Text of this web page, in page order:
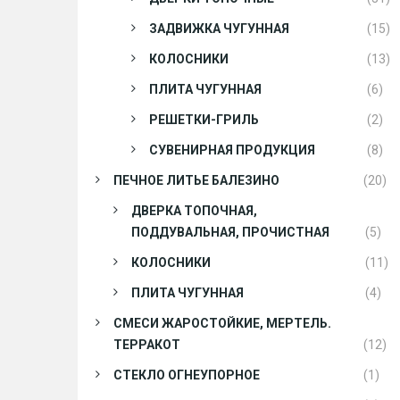
ЗАДВИЖКА ЧУГУННАЯ (15)
КОЛОСНИКИ (13)
ПЛИТА ЧУГУННАЯ (6)
РЕШЕТКИ-ГРИЛЬ (2)
СУВЕНИРНАЯ ПРОДУКЦИЯ (8)
ПЕЧНОЕ ЛИТЬЕ БАЛЕЗИНО (20)
ДВЕРКА ТОПОЧНАЯ,
ПОДДУВАЛЬНАЯ, ПРОЧИСТНАЯ
(5)
КОЛОСНИКИ (11)
ПЛИТА ЧУГУННАЯ (4)
СМЕСИ ЖАРОСТОЙКИЕ, МЕРТЕЛЬ.
ТЕРРАКОТ
(12)
СТЕКЛО ОГНЕУПОРНОЕ (1)